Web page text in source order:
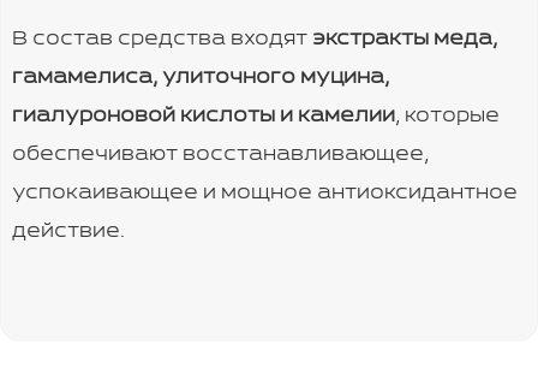
В состав средства входят экстракты меда,
гамамелиса, улиточного муцина,
гиалуроновой кислоты и камелии, которые
обеспечивают восстанавливающее,
успокаивающее и мощное антиоксидантное
действие.